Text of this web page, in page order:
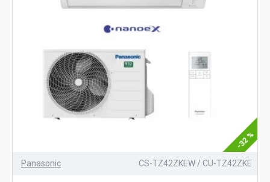
-32 %
Panasonic CS-TZ42ZKEW / CU-TZ42ZKE